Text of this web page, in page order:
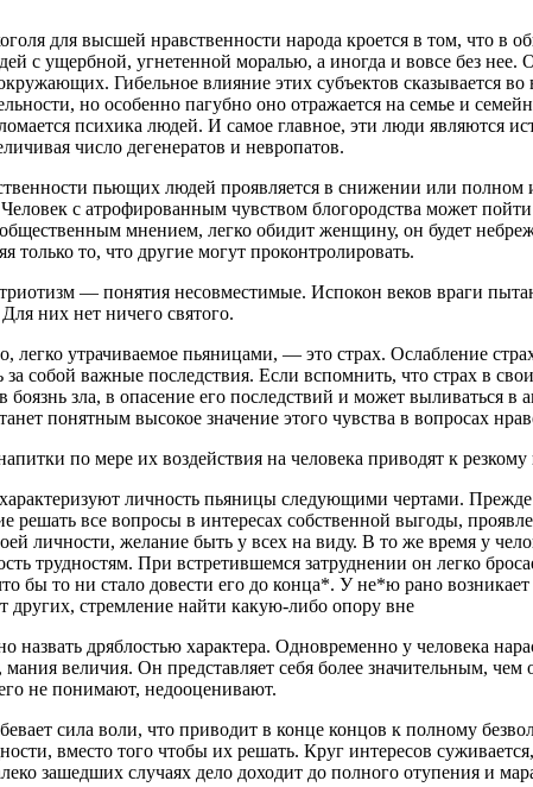
для высшей нравственности народа кроется в том, что в
с ущербной, угнетенной моралью, а иногда и вовсе без
Гибельное влияние этих субъектов сказывается
но особенно пагубно оно отражается на семье и
психика людей. И самое главное, эти люди являются
число дегенератов и невропатов.
пьющих людей проявляется в снижении или полном
Человек с атрофированным чувством блогородства может
общественным мнением, легко обидит женщину, он будет
только то, что другие могут проконтролировать.
— понятия несовместимые. Испокон веков враги
них нет ничего святого.
легко утрачиваемое пьяницами, — это страх. Ослабление
за собой важные последствия. Если вспомнить, что страх в
боязнь зла, в опасение его последствий и может выливаться в
понятным высокое значение этого чувства в вопросах
по мере их воздействия на человека приводят к
личность пьяницы следующими чертами. Прежде
решать все вопросы в интересах собственной выгоды,
личности, желание быть у всех на виду. В то же время у
трудностям. При встретившемся затруднении он легко
бы то ни стало довести его до конца*. У не*ю рано
других, стремление найти какую-либо опору вне
назвать дряблостью характера. Одновременно у человека
величия. Он представляет себя более значительным, чем
не понимают, недооценивают.
сила воли, что приводит в конце концов к полному
вместо того чтобы их решать. Круг интересов
зашедших случаях дело доходит до полного отупения и